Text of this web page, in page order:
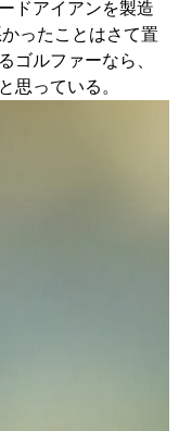
ドアイアンを製造
ったことはさて置
ゴルファーなら、
思っている。